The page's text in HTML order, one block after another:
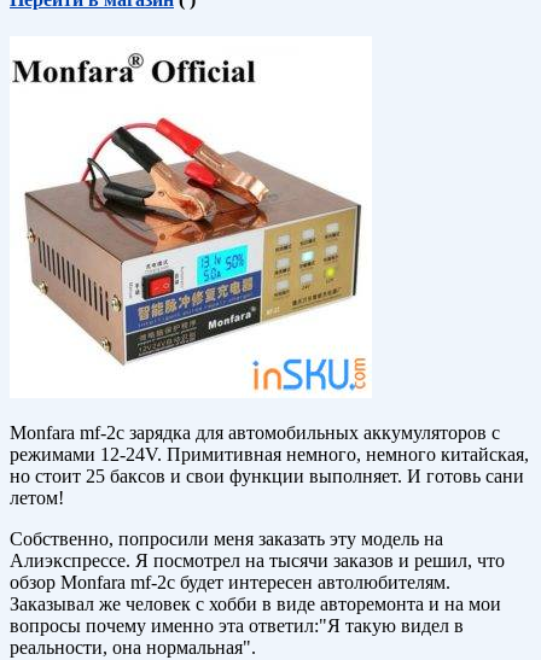
Monfara mf-2c зарядка для автомобильных аккумуляторов с
режимами 12-24V. Примитивная немного, немного китайская,
но стоит 25 баксов и свои функции выполняет. И готовь сани
летом!
Собственно, попросили меня заказать эту модель на
Алиэкспрессе. Я посмотрел на тысячи заказов и решил, что
обзор Monfara mf-2c будет интересен автолюбителям.
Заказывал же человек с хобби в виде авторемонта и на мои
вопросы почему именно эта ответил:"Я такую видел в
реальности, она нормальная".